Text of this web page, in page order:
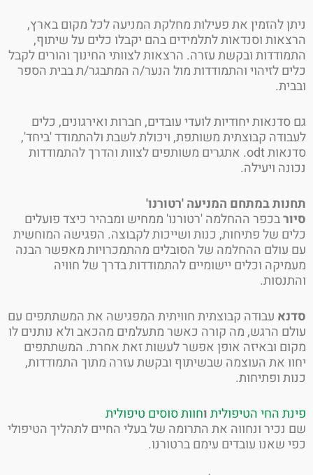
להזמין את פעילות מחלקת המניעה לכל מקום בארץ,
וסנדאות לתלמידים בהם יקבלו כלים על שיתוף,
ובקשת עזרה. הרצאות לצוותי החינוך והורים לקבל
לזיהוי והתמודדות מול הנער/ה המתבגר/ת בבית הספר
יחודיות לועדי עובדים, חברות ואירגונים, כלים
קבוצתית משותפת, ויכולת לשבת ולהתמודד 'ביחד',
סדנאות odt. אתגרים משותפים לצוות והדרך להתמודדות
ויעילה.
במתחם המניעה 'רטורנו'
בכפר ההחלמה 'רטורנו' ממחיש ומבהיר כיצד פועלים
של פתיחות, כנות ושייכות לקבוצה. הפגישה המוחשית
ההחלמה של הסובלים מהתמכרויות מאפשר הבנה
וכלים יישומיים להתמודדות בדרך של חוויה
עבודה קבוצתית חוויתית המפגישה את המשתתפים עם
הרגש, מה קורה כאשר מתעלמים מהכאב ולא נותנים לו
ובאיזה אופן אפשר לעשות זאת אחרת. המשתתפים
את העוצמה שבשיתוף ובקשת עזרה מתוך התמודדות,
ופתיחות.
החי הטיפוליתוחוות סוסים טיפולית
ונחווה את התרומה של בעלי החיים לתהליך הטיפולי
שאנו עובדים עימם ברטורנו.